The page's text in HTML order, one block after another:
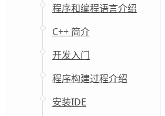
程序和编程语言介绍
C++ 简介
开发入门
程序构建过程介绍
安装IDE